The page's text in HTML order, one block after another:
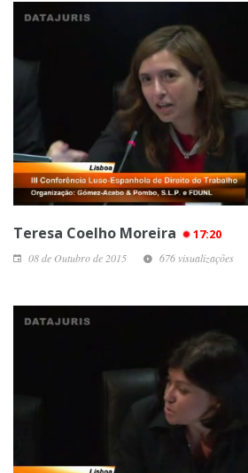
Teresa Coelho Moreira 17:20
08 de Outubro de 2015 676 visualizações